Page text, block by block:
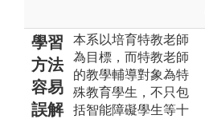
學習
方法
容易
誤解
本系以培育特教老師
為目標，而特教老師
的教學輔導對象為特
殊教育學生，不只包
括智能障礙學生等十